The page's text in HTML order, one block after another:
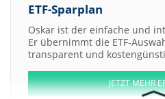
ETF-Sparplan
Oskar ist der einfache und
Er übernimmt die ETF-
transparent und
JETZT MEHR